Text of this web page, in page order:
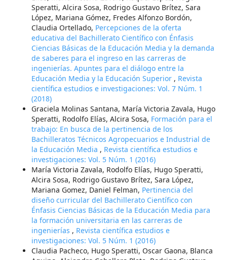
Speratti, Alcira Sosa, Rodrigo Gustavo Brítez, Sara
López, Mariana Gómez, Fredes Alfonzo Bordón,
Claudia Ortellado, Percepciones de la oferta
educativa del Bachillerato Científico con Énfasis
Ciencias Básicas de la Educación Media y la demanda
de saberes para el ingreso en las carreras de
ingenierías. Apuntes para el diálogo entre la
Educación Media y la Educación Superior , Revista
científica estudios e investigaciones: Vol. 7 Núm. 1
(2018)
Graciela Molinas Santana, María Victoria Zavala, Hugo
Speratti, Rodolfo Elías, Alcira Sosa, Formación para el
trabajo: En busca de la pertinencia de los
Bachilleratos Técnicos Agropecuarios e Industrial de
la Educación Media , Revista científica estudios e
investigaciones: Vol. 5 Núm. 1 (2016)
María Victoria Zavala, Rodolfo Elías, Hugo Speratti,
Alcira Sosa, Rodrigo Gustavo Brítez, Sara López,
Mariana Gomez, Daniel Felman, Pertinencia del
diseño curricular del Bachillerato Científico con
Énfasis Ciencias Básicas de la Educación Media para
la formación universitaria en las carreras de
ingenierías , Revista científica estudios e
investigaciones: Vol. 5 Núm. 1 (2016)
Claudia Pacheco, Hugo Speratti, Oscar Gaona, Blanca